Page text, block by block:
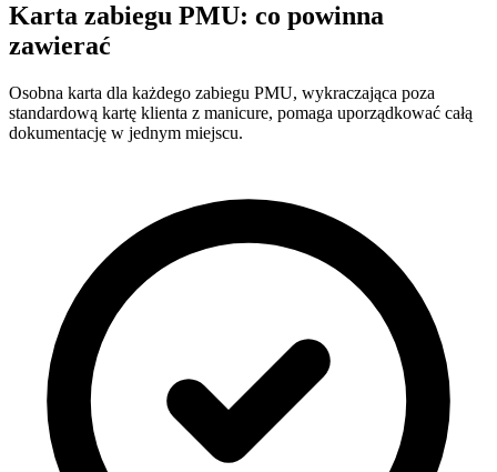
Karta zabiegu PMU: co powinna
zawierać
Osobna karta dla każdego zabiegu PMU, wykraczająca poza
standardową kartę klienta z manicure, pomaga uporządkować całą
dokumentację w jednym miejscu.